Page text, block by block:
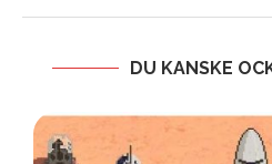
DU KANSKE